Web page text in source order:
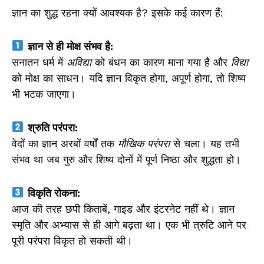
ज्ञान का शुद्ध रहना क्यों आवश्यक है? इसके कई कारण हैं:
ज्ञान से ही मोक्ष संभव है:
सनातन धर्म में अविद्याको बंधन का कारण माना गया है और विद्या
को मोक्ष का साधन। यदि ज्ञान विकृत होगा, अपूर्ण होगा, तो शिष्य
भी भटक जाएगा।
श्रुति परंपरा:
वेदों का ज्ञान अरबों वर्षों तक मौखिक परंपरासे चला। यह तभी
संभव था जब गुरु और शिष्य दोनों में पूर्ण निष्ठा और शुद्धता हो।
विकृति रोकना:
आज की तरह छपी किताबें, गाइड और इंटरनेट नहीं थे। ज्ञान
स्मृति और अभ्यास से ही आगे बढ़ता था। एक भी त्रुटि आने पर
पूरी परंपरा विकृत हो सकती थी।